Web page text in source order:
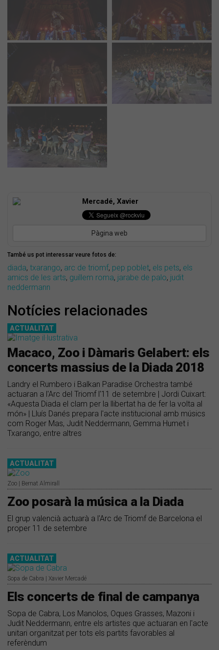
Mercadé, Xavier
Pàgina web
També us pot interessar veure fotos de:
diada, txarango, arc de triomf, pep poblet, els pets, els
amics de les arts, guillem roma, jarabe de palo, judit
neddermann
Notícies relacionades
ACTUALITAT
Macaco, Zoo i Dàmaris Gelabert: els
concerts massius de la Diada 2018
Landry el Rumbero i Balkan Paradise Orchestra també
actuaran a l'Arc del Triomf l'11 de setembre | Jordi Cuixart:
«Aquesta Diada el clam per la llibertat ha de fer la volta al
món» | Lluís Danés prepara l'acte institucional amb músics
com Roger Mas, Judit Neddermann, Gemma Humet i
Txarango, entre altres
ACTUALITAT
Zoo | Bernat Almirall
Zoo posarà la música a la Diada
El grup valencià actuarà a l'Arc de Triomf de Barcelona el
proper 11 de setembre
ACTUALITAT
Sopa de Cabra | Xavier Mercadé
Els concerts de final de campanya
Sopa de Cabra, Los Manolos, Oques Grasses, Mazoni i
Judit Neddermann, entre els artistes que actuaran en l'acte
unitari organitzat per tots els partits favorables al
referèndum